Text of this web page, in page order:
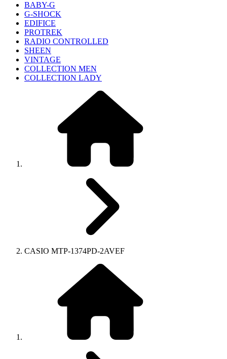
BABY-G
G-SHOCK
EDIFICE
PROTREK
RADIO CONTROLLED
SHEEN
VINTAGE
COLLECTION MEN
COLLECTION LADY
CASIO MTP-1374PD-2AVEF